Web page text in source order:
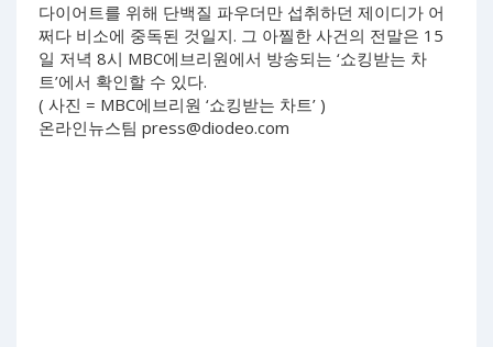
다이어트를 위해 단백질 파우더만 섭취하던 제이디가 어
쩌다 비소에 중독된 것일지. 그 아찔한 사건의 전말은 15
일 저녁 8시 MBC에브리원에서 방송되는 ‘쇼킹받는 차
트’에서 확인할 수 있다.
( 사진 = MBC에브리원 ‘쇼킹받는 차트’ )
온라인뉴스팀 press@diodeo.com